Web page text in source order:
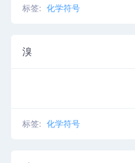
标签: 化学符号
溴
标签: 化学符号